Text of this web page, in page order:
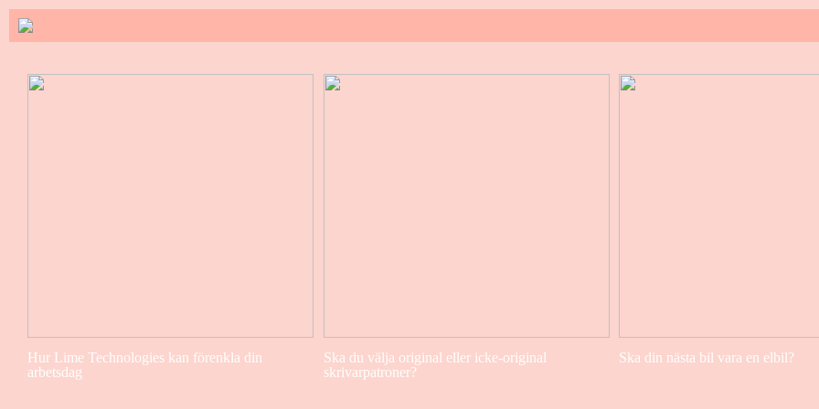
Hur Lime Technologies kan förenkla din
arbetsdag
Ska du välja original eller icke-original
skrivarpatroner?
Ska din nästa bil vara en elbil?